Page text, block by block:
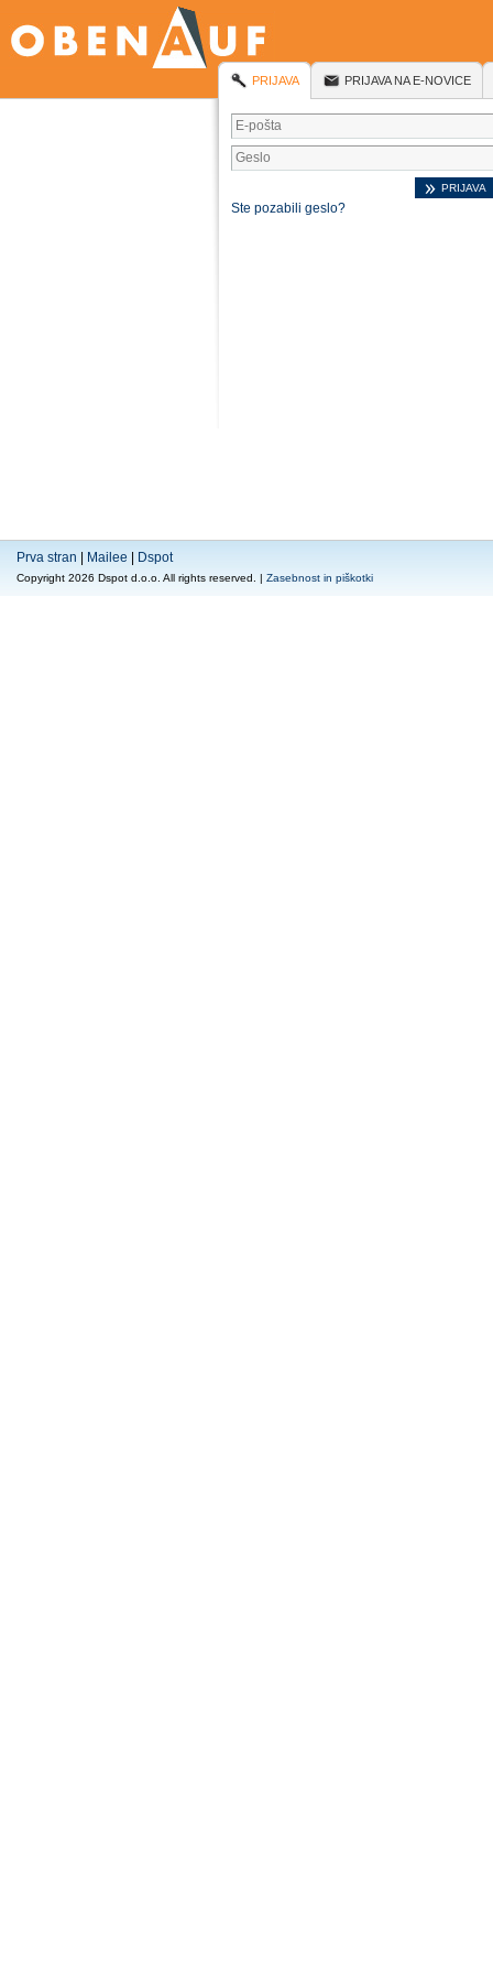
Ste pozabili geslo?
PRIJAVA PRIJAVA NA E-NOVICE
Prva stran Mailee Dspot
Copyright 2026 Dspot d.o.o. All rights reserved. | Zasebnost in piškotki